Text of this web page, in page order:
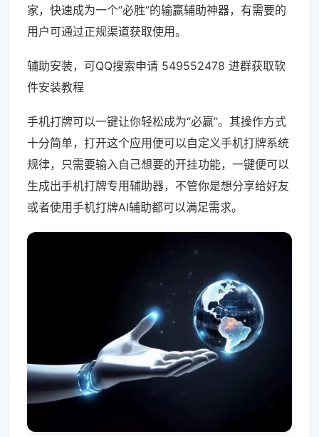
家，快速成为一个“必胜”的输赢辅助神器，有需要的
用户可通过正规渠道获取使用。
辅助安装，可QQ搜索申请 549552478 进群获取软
件安装教程
手机打牌可以一键让你轻松成为“必赢”。其操作方式
十分简单，打开这个应用便可以自定义手机打牌系统
规律，只需要输入自己想要的开挂功能，一键便可以
生成出手机打牌专用辅助器，不管你是想分享给好友
或者使用手机打牌AI辅助都可以满足需求。